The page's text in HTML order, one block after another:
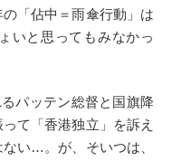
「佔中＝雨傘行動」は
いと思ってもみなかっ
パッテン総督と国旗降
て「香港独立」を訴え
い…。が、そいつは、